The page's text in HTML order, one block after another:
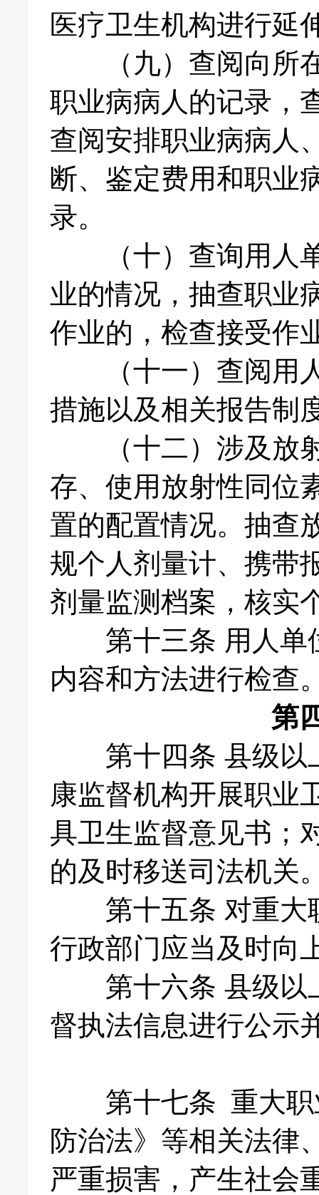
医疗卫生机构进行延
（九）查阅向所在
职业病病人的记录，
查阅安排职业病病人
断、鉴定费用和职业
录。
（十）查询用人单
业的情况，抽查职业
作业的，检查接受作
（十一）查阅用人
措施以及相关报告制
（十二）涉及放射
存、使用放射性同位
置的配置情况。抽查
规个人剂量计、携带
剂量监测档案，核实
第十三条 用人单
内容和方法进行检查
第
第十四条 县级以
康监督机构开展职业
具卫生监督意见书；
的及时移送司法机关
第十五条 对重大
行政部门应当及时向
第十六条 县级以
督执法信息进行公示
第十七条 重大职
防治法》等相关法律
严重损害，产生社会